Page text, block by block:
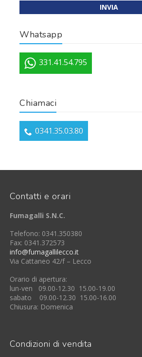
Whatsapp
331.41.54.795
Chiamaci
0341.35.03.80
Contatti e orari
Fumagalli S.N.C.
Telefono: 0341.350380
Fax: 0341.372573
info@fumagallilecco.it
Via Cattaneo 42/f – Lecco
Orario di apertura:
lun-ven 09.00-12.30 15.00-19.00
sabato 09.00-12.30 15.00-16.00
Chiusura: Domenica
Condizioni di vendita